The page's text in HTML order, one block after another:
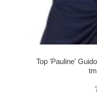
Top 'Pauline'